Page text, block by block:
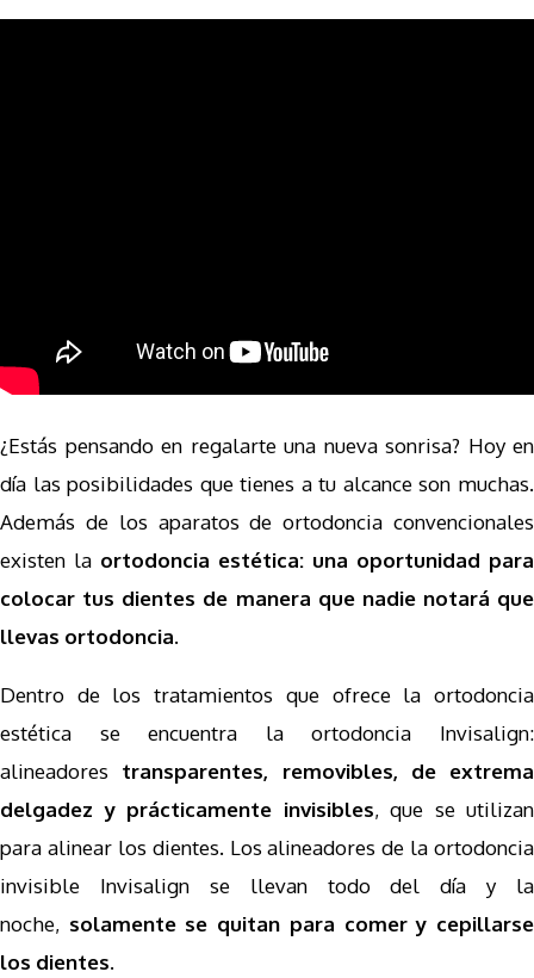
¿Estás pensando en regalarte una nueva sonrisa? Hoy en
día las posibilidades que tienes a tu alcance son muchas.
Además de los aparatos de ortodoncia convencionales
existen la ortodoncia estética: una oportunidad para
colocar tus dientes de manera que nadie notará que
llevas ortodoncia.
Dentro de los tratamientos que ofrece la ortodoncia
estética se encuentra la ortodoncia Invisalign:
alineadores transparentes, removibles, de extrema
delgadez y prácticamente invisibles, que se utilizan
para alinear los dientes. Los alineadores de la ortodoncia
invisible Invisalign se llevan todo del día y la
noche, solamente se quitan para comer y cepillarse
los dientes.